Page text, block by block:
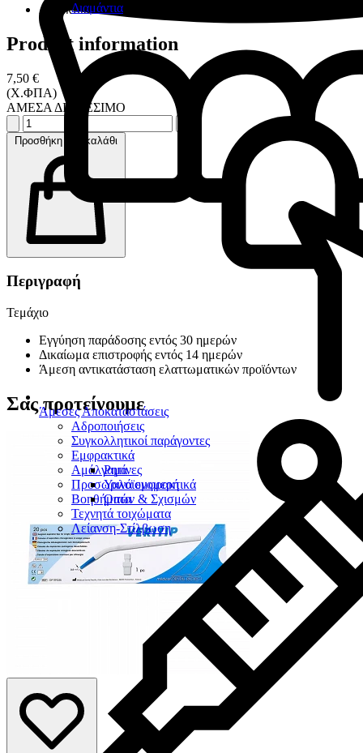
Διαμάντια
Άμεσες Αποκαταστάσεις
Αδροποιήσεις
Συγκολλητικοί παράγοντες
Εμφρακτικά
Ρητίνες
Υαλοϊονομερή
Οπών & Σχισμών
Αμάλγαμα
Προσωρινά εμφρακτικά
Βοηθήματα
Τεχνητά τοιχώματα
Λείανση-Στίλβωση
Ανθεκτικά και οικονομικά
Product information
7,50 €
(Χ.ΦΠΑ)
ΑΜΕΣΑ ΔΙΑΘΕΣΙΜΟ
Προσθήκη στο καλάθι
Περιγραφή
Τεμάχιο
Εγγύηση παράδοσης εντός 30 ημερών
Δικαίωμα επιστροφής εντός 14 ημερών
Άμεση αντικατάσταση ελαττωματικών προϊόντων
Σας προτείνουμε